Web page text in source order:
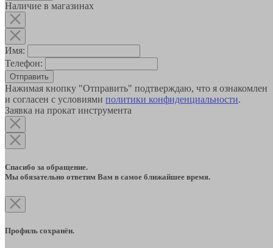
Наличие в магазинах
Имя:
Телефон:
Отправить
Нажимая кнопку "Отправить" подтверждаю, что я ознакомлен
и согласен с условиями политики конфиденциальности.
Заявка на прокат инструмента
Спасибо за обращение.
Мы обязательно ответим Вам в самое ближайшее время.
Профиль сохранён.